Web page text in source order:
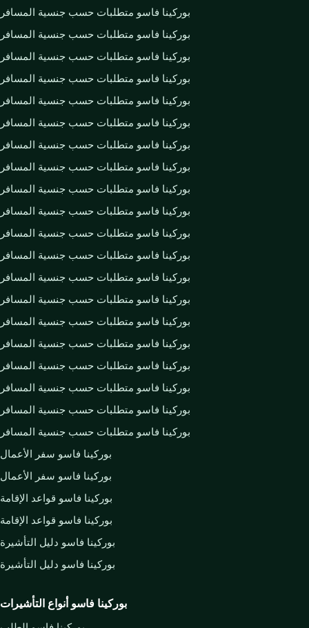
بوركينا فاسو متطلبات حسب جنسية المسافر
بوركينا فاسو متطلبات حسب جنسية المسافر
بوركينا فاسو متطلبات حسب جنسية المسافر
بوركينا فاسو متطلبات حسب جنسية المسافر
بوركينا فاسو متطلبات حسب جنسية المسافر
بوركينا فاسو متطلبات حسب جنسية المسافر
بوركينا فاسو متطلبات حسب جنسية المسافر
بوركينا فاسو متطلبات حسب جنسية المسافر
بوركينا فاسو متطلبات حسب جنسية المسافر
بوركينا فاسو متطلبات حسب جنسية المسافر
بوركينا فاسو متطلبات حسب جنسية المسافر
بوركينا فاسو متطلبات حسب جنسية المسافر
بوركينا فاسو متطلبات حسب جنسية المسافر
بوركينا فاسو متطلبات حسب جنسية المسافر
بوركينا فاسو متطلبات حسب جنسية المسافر
بوركينا فاسو متطلبات حسب جنسية المسافر
بوركينا فاسو متطلبات حسب جنسية المسافر
بوركينا فاسو متطلبات حسب جنسية المسافر
بوركينا فاسو متطلبات حسب جنسية المسافر
بوركينا فاسو متطلبات حسب جنسية المسافر
بوركينا فاسو سفر الأعمال
بوركينا فاسو سفر الأعمال
بوركينا فاسو قواعد الإقامة
بوركينا فاسو قواعد الإقامة
بوركينا فاسو دليل التأشيرة
بوركينا فاسو دليل التأشيرة
بوركينا فاسو أنواع التأشيرات